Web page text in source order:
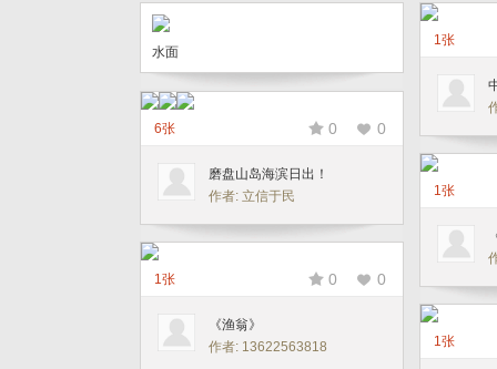
水面
1张
6张
0 0
磨盘山岛海滨日出！
作者: 立信于民
1张
1张
0 0
《渔翁》
作者: 13622563818
1张